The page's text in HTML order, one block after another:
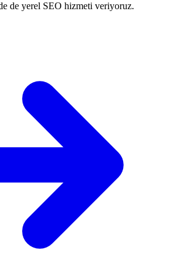
de yerel SEO hizmeti veriyoruz.